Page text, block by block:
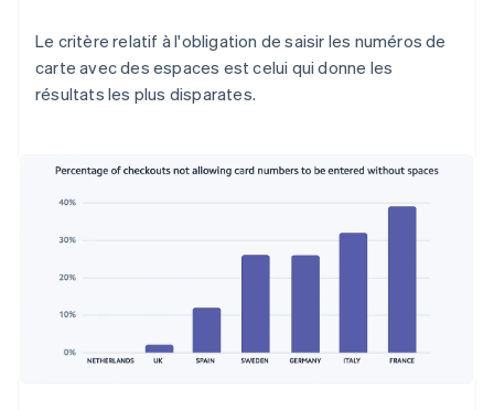
Le critère relatif à l'obligation de saisir les numéros de
carte avec des espaces est celui qui donne les
résultats les plus disparates.